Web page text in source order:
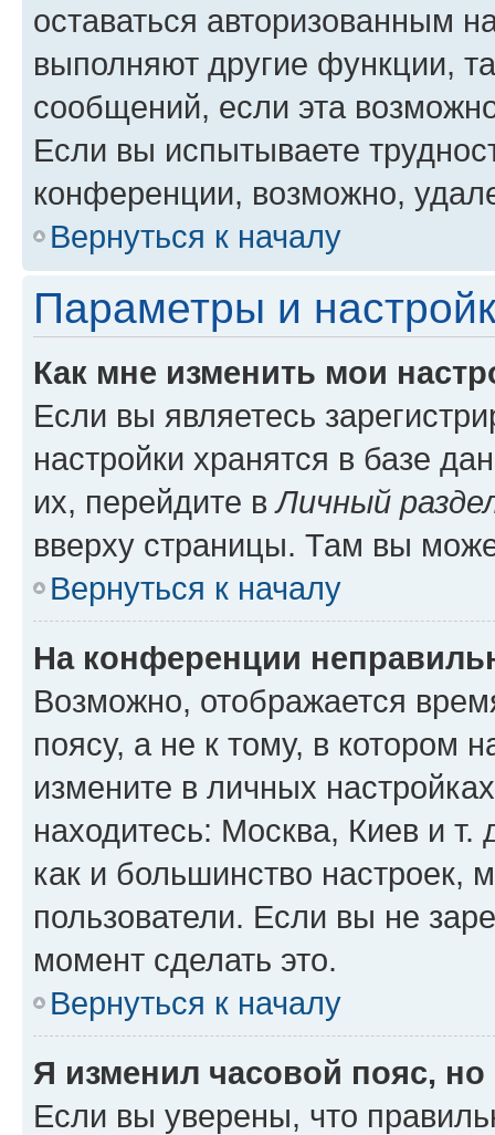
оставаться авторизованным
выполняют другие функции,
сообщений, если эта
Если вы испытываете
конференции, возможно,
Вернуться к началу
Параметры и
Как мне изменить мои
Если вы являетесь
настройки хранятся в базе
их, перейдите вЛичный
вверху страницы. Там вы
Вернуться к началу
На конференции
Возможно, отображается
поясу, а не к тому, в котором
измените в личных
находитесь: Москва, Киев и т.
как и большинство настроек,
пользователи. Если вы не
момент сделать это.
Вернуться к началу
Я изменил часовой пояс,
Если вы уверены, что